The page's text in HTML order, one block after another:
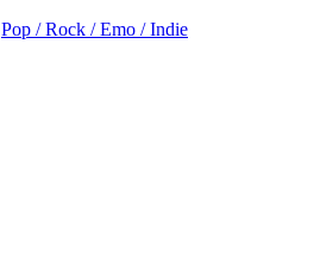
Pop / Rock / Emo / Indie